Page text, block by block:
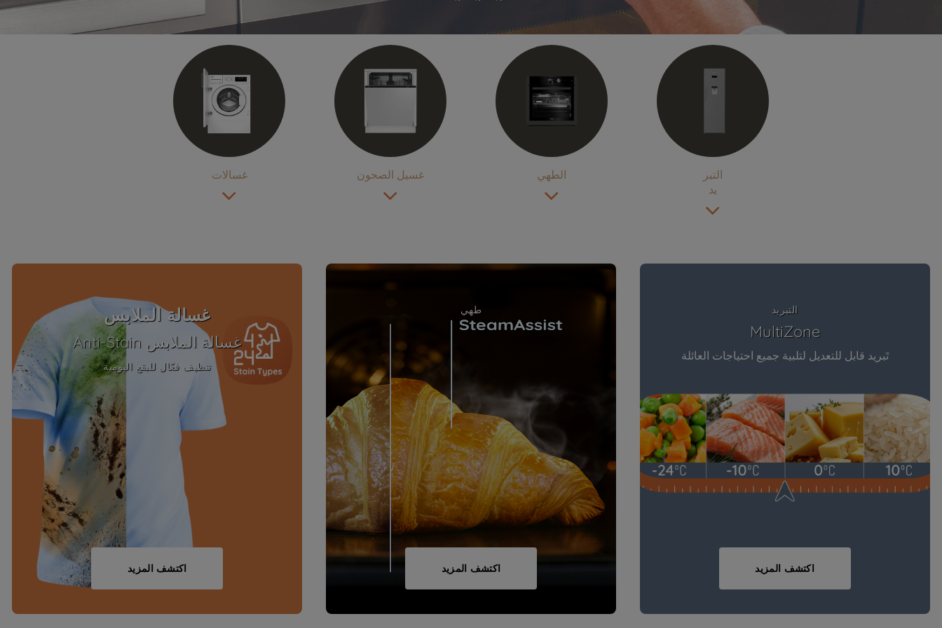
التبر
يد
الطهي غسيل الصحون غسالات
التبريد
MultiZone
تَبريد قابل للتعديل لتلبية جميع احتياجات العائلة
اكتشف المزيد
طهي
اكتشف المزيد
غسالة الملابس
غسالة الملابس Anti-Stain
تنظيف فعّال للبقع اليومية
اكتشف المزيد